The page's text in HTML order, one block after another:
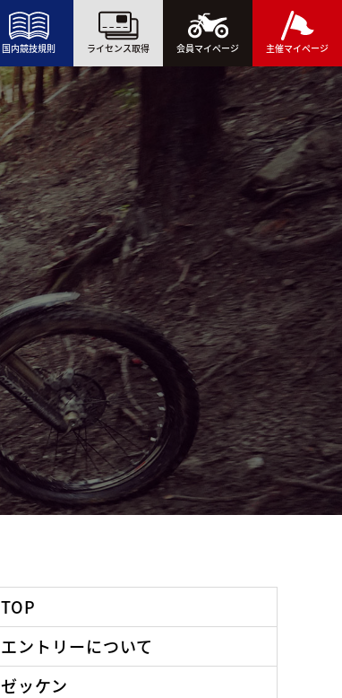
国内競技規則 ライセンス取得 会員マイページ 主催マイページ
TOP
エントリーについて
ゼッケン